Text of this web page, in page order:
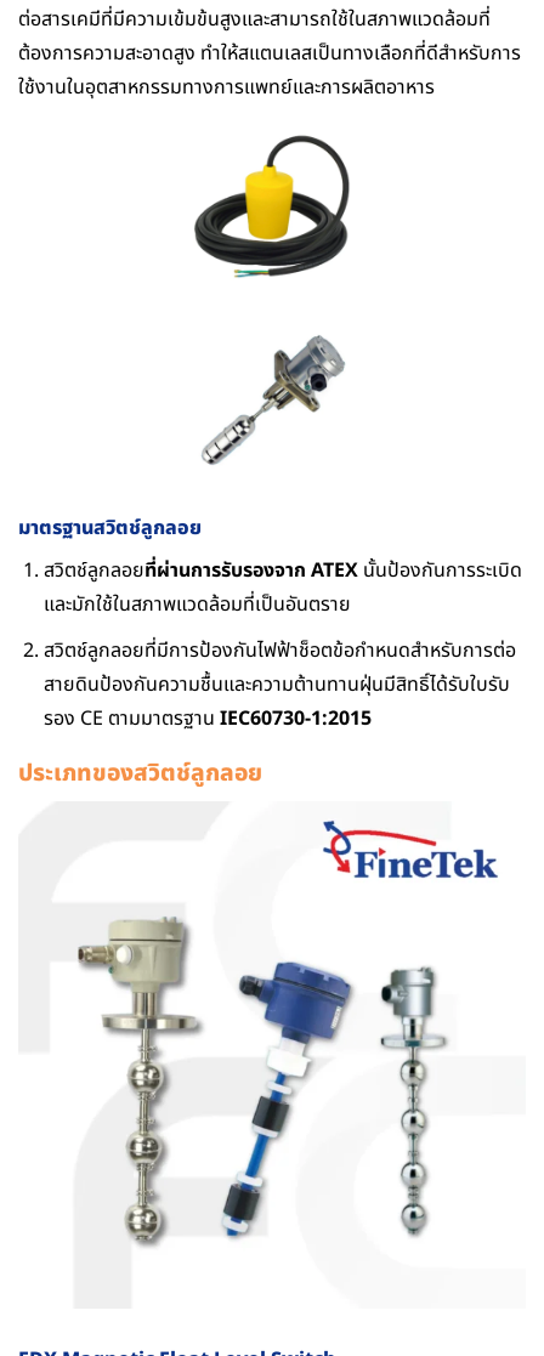
ต่อสารเคมีที่มีความเข้มข้นสูงและสามารถใช้ในสภาพแวดล้อมที่
ต้องการความสะอาดสูง ทำให้สแตนเลสเป็นทางเลือกที่ดีสำหรับการ
ใช้งานในอุตสาหกรรมทางการแพทย์และการผลิตอาหาร
มาตรฐานสวิตช์ลูกลอย
สวิตช์ลูกลอยที่ผ่านการรับรองจาก ATEXนั้นป้องกันการระเบิด
และมักใช้ในสภาพแวดล้อมที่เป็นอันตราย
สวิตช์ลูกลอยที่มีการป้องกันไฟฟ้าช็อตข้อกําหนดสําหรับการต่อ
สายดินป้องกันความชื้นและความต้านทานฝุ่นมีสิทธิ์ได้รับใบรับ
รอง CE ตามมาตรฐาน IEC60730-1:2015
ประเภทของสวิตช์ลูกลอย